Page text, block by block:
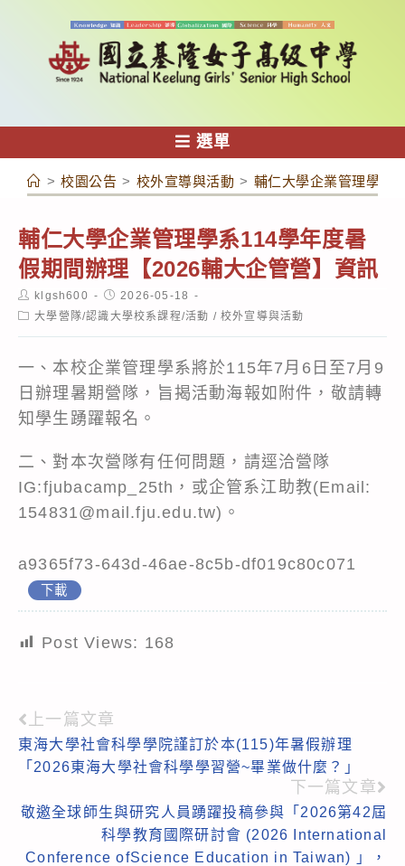
容
選單
> 校園公告 > 校外宣導與活動 > 輔仁大學企業管理學系
輔仁大學企業管理學系114學年度暑
假期間辦理【2026輔大企管營】資訊
Post
author:
klgsh600
Post
published:
2026-05-18
Post大學營隊/認識大學校系課程/活動 / 校外宣導與活動
一、本校企業管理學系將於115年7月6日至7月9
日辦理暑期營隊，旨揭活動海報如附件，敬請轉
知學生踴躍報名。
二、對本次營隊有任何問題，請逕洽營隊
IG:fjubacamp_25th，或企管系江助教(Email:
154831@mail.fju.edu.tw)。
a9365f73-643d-46ae-8c5b-df019c80c071
下載
Post Views: 168
Read
more
上一篇文章
東海大學社會科學學院謹訂於本(115)年暑假辦理
「2026東海大學社會科學學習營~畢業做什麼？」
下一篇文章
敬邀全球師生與研究人員踴躍投稿參與「2026第42屆
科學教育國際研討會 (2026 International
Conference ofScience Education in Taiwan) 」，